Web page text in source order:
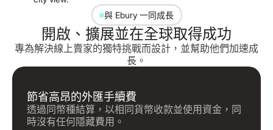
與 Ebury 一同成長
開啟、擴展並在全球取得成功
專為解決線上賣家的獨特挑戰而設計，並幫助他們加速成
長。
節省高昂的外匯手續費
透過同幣種結算，以相同貨幣收款並使用資金，同
時沒有任何隱藏費用。